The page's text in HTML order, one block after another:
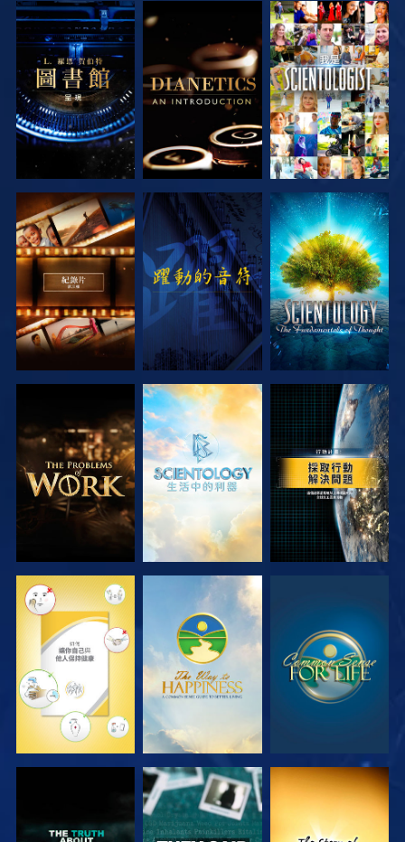
探索系列節目 探索系列節目 觀看
探索系列節目 觀看 探索系列節目
探索系列節目 探索系列節目 觀看
觀看 觀看 觀看
觀看 觀看